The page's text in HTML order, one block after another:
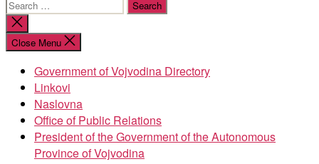
Search
for:
Close
search
Close Menu
Government of Vojvodina Directory
Linkovi
Naslovna
Office of Public Relations
President of the Government of the Autonomous
Province of Vojvodina